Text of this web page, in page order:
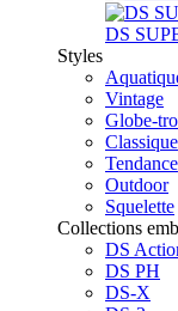
DS
Styles
Vintage
Globe-
Classique
Tendance
Outdoor
Squelette
Collections
DS
DS PH
DS-X